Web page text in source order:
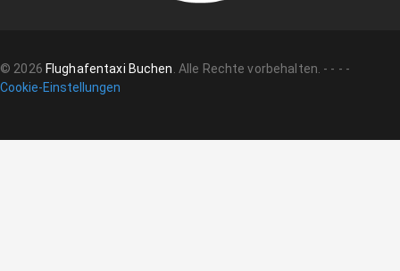
© 2026 Flughafentaxi Buchen. Alle Rechte vorbehalten. - - - -
Cookie-Einstellungen